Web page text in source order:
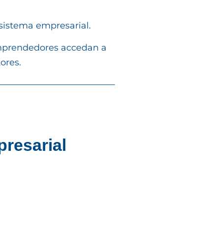
empresarial.
accedan a